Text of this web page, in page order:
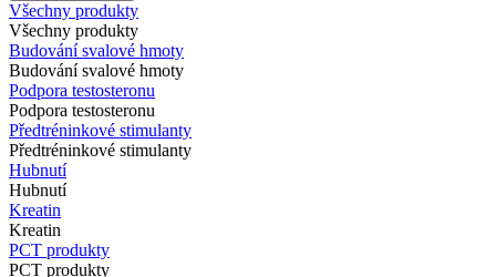
Všechny produkty
Všechny produkty
Budování svalové hmoty
Budování svalové hmoty
Podpora testosteronu
Podpora testosteronu
Předtréninkové stimulanty
Předtréninkové stimulanty
Hubnutí
Hubnutí
Kreatin
Kreatin
PCT produkty
PCT produkty